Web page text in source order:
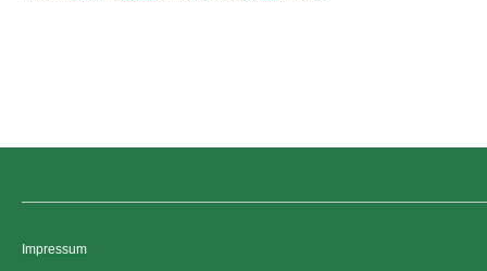
Impressum